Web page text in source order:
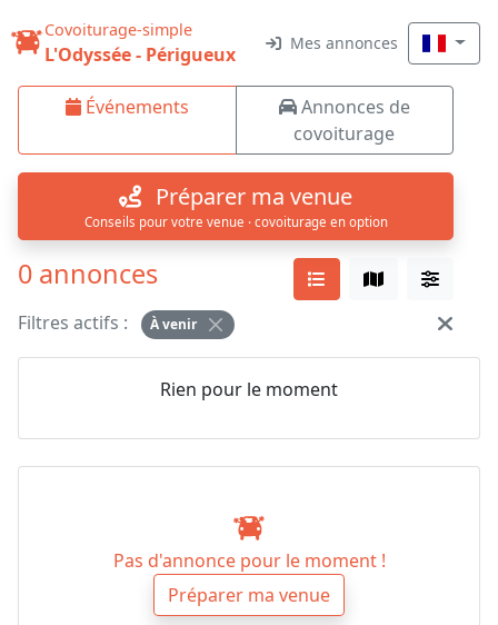
Covoiturage-simple
L'Odyssée - Périgueux Mes annonces
Événements
Annonces de
covoiturage
Préparer ma venue
Conseils pour votre venue · covoiturage en option
0 annonces
Filtres actifs : À venir
Rien pour le moment
Pas d'annonce pour le moment !
Préparer ma venue